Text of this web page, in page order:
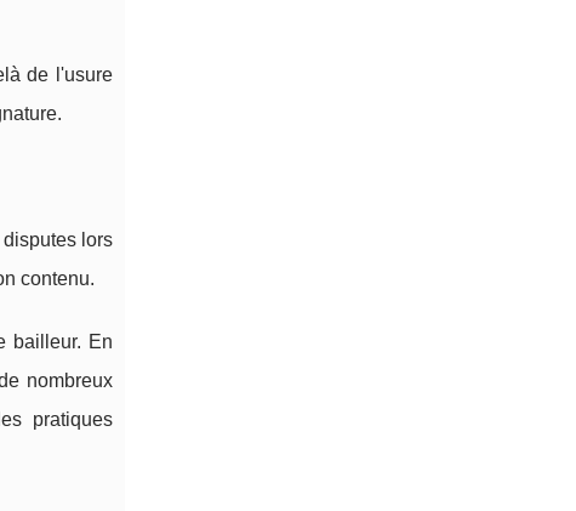
de l'usure
lors
contenu.
bailleur. En
nombreux
pratiques